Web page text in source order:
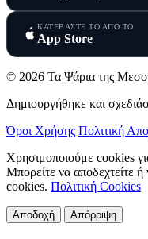
ΚΑΤΕΒΑΣΤΕ ΤΟ ΑΠΟ ΤΟ
App Store
© 2026 Τα Ψάρια της
Δημιουργήθηκε και
Όροι Χρήσης Πολιτική
Χρησιμοποιούμε cookies
Μπορείτε να αποδεχτείτε
cookies. Πολιτική Cookies
Αποδοχή Απόρριψη